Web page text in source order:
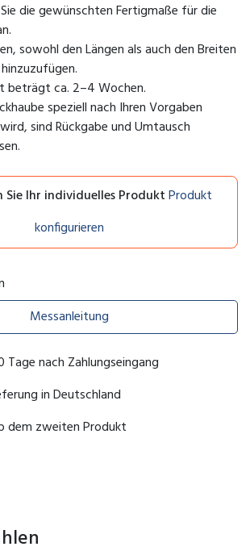
die gewünschten Fertigmaße für die
sowohl den Längen als auch den Breiten
beträgt ca. 2–4 Wochen.
speziell nach Ihren Vorgaben
sind Rückgabe und Umtausch
Sie Ihr individuelles ProduktProdukt
konfigurieren
Messanleitung
Tage nach Zahlungseingang
in Deutschland
dem zweiten Produkt